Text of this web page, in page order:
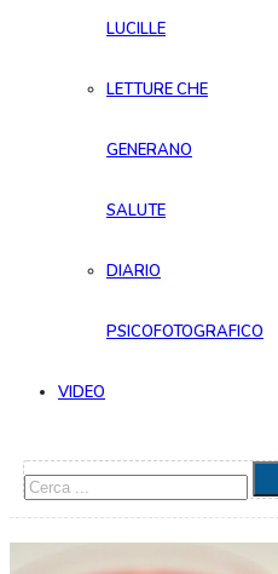
LUCILLE
LETTURE CHE
GENERANO
SALUTE
DIARIO
PSICOFOTOGRAFICO
VIDEO
Cerca